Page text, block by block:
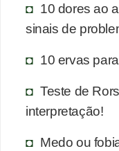
10 dores ao
sinais de
10 ervas
Teste de
interpretação!
Medo ou
i
c
i
a
s